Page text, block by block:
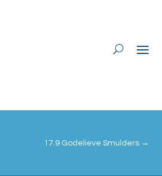
17.9 Godelieve Smulders→